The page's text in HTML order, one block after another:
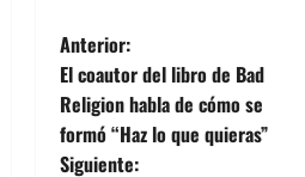
N
a
v
Anterior:
El coautor del libro de Bad
Religion habla de cómo se
formó “Haz lo que quieras”
Siguiente: